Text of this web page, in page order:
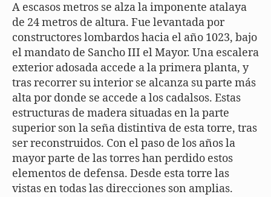
A escasos metros se alza la imponente atalaya
de 24 metros de altura. Fue levantada por
constructores lombardos hacia el año 1023, bajo
el mandato de Sancho III el Mayor. Una escalera
exterior adosada accede a la primera planta, y
tras recorrer su interior se alcanza su parte más
alta por donde se accede a los cadalsos. Estas
estructuras de madera situadas en la parte
superior son la seña distintiva de esta torre, tras
ser reconstruidos. Con el paso de los años la
mayor parte de las torres han perdido estos
elementos de defensa. Desde esta torre las
vistas en todas las direcciones son amplias.